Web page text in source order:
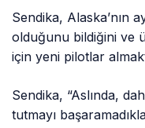
Sendika, Alaska’nın
olduğunu bildiğini ve
için yeni pilotlar
Sendika, “Aslında,
tutmayı